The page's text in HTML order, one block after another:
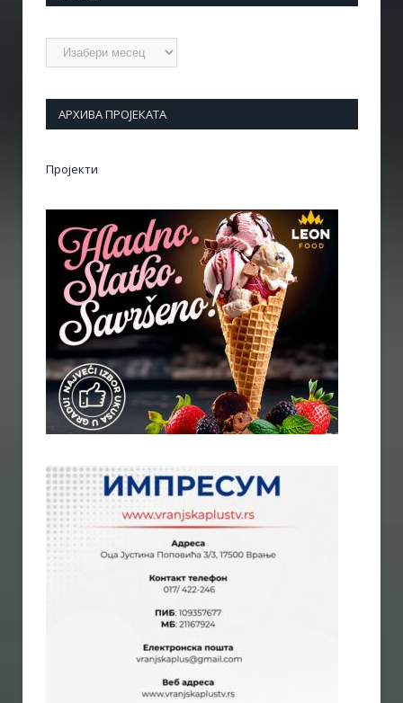
Архиве
АРХИВА ПРОЈЕКАТА
Пројекти